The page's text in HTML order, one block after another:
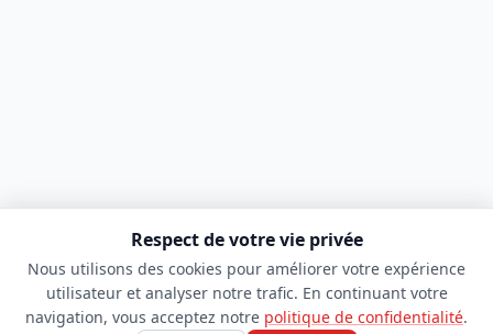
Respect de votre vie privée
Nous utilisons des cookies pour améliorer votre expérience
utilisateur et analyser notre trafic. En continuant votre
navigation, vous acceptez notre politique de confidentialité.